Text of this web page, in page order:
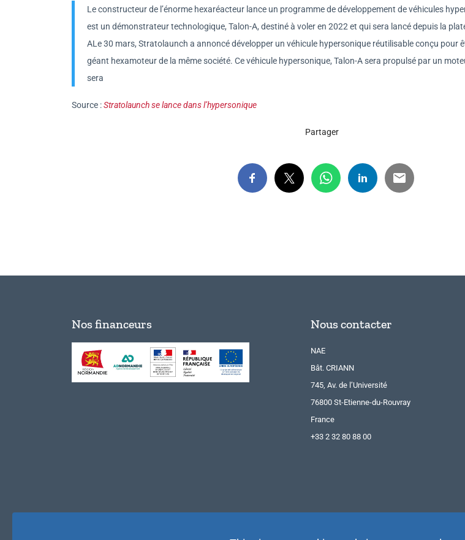
Le constructeur de l’énorme hexaréacteur lance un programme de développement de véhicules
est un démonstrateur technologique, Talon-A, destiné à voler en 2022 et qui sera lancé depuis la
ALe 30 mars, Stratolaunch a annoncé développer un véhicule hypersonique réutilisable conçu pour
géant hexamoteur de la même société. Ce véhicule hypersonique, Talon-A sera propulsé par un
sera
Source :Stratolaunch se lance dans l’hypersonique
Partager
Nos financeurs Nous contacter
NAE
Bât. CRIANN
745, Av. de l’Université
76800 St-Etienne-du-Rouvray
France
+33 2 32 80 88 00